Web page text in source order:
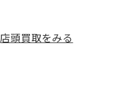
店頭買取をみる